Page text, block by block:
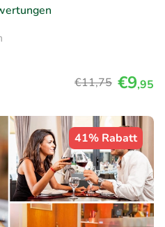
€11,75 €9,95
41% Rabatt